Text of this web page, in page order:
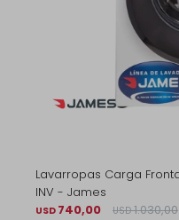
Lavarropas Carga
INV - James
USD 740,00 USD 1.030,00